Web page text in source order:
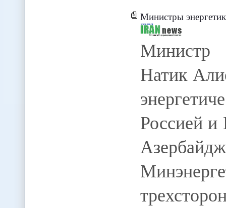
Министры энергетики
Министр
Натик
Россией